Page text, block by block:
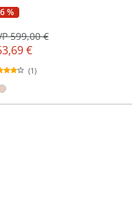
%
€
599,00 €
(1)